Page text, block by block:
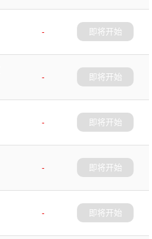
-
即将开始
-
即将开始
-
即将开始
-
即将开始
-
即将开始